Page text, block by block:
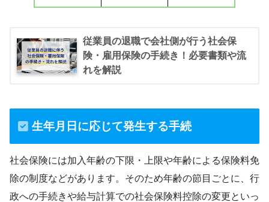
従業員の退職で会社側が行う社会保
険・雇用保険の手続き！必要書類や流
れを解説
生年月日に応じて発生する手続
社会保険には加入年齢の下限・上限や年齢による保険料免
除の制度などがあります。そのため年齢の節目ごとに、行
政への手続きや給与計算での社会保険料控除の変更といっ